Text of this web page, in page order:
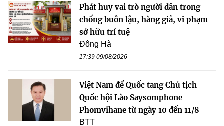
Phát huy vai trò người dân trong
chống buôn lậu, hàng giả, vi phạm
sở hữu trí tuệ
Đông Hà
17:39 09/08/2026
Việt Nam để Quốc tang Chủ tịch
Quốc hội Lào Saysomphone
Phomvihane từ ngày 10 đến 11/8
BTT